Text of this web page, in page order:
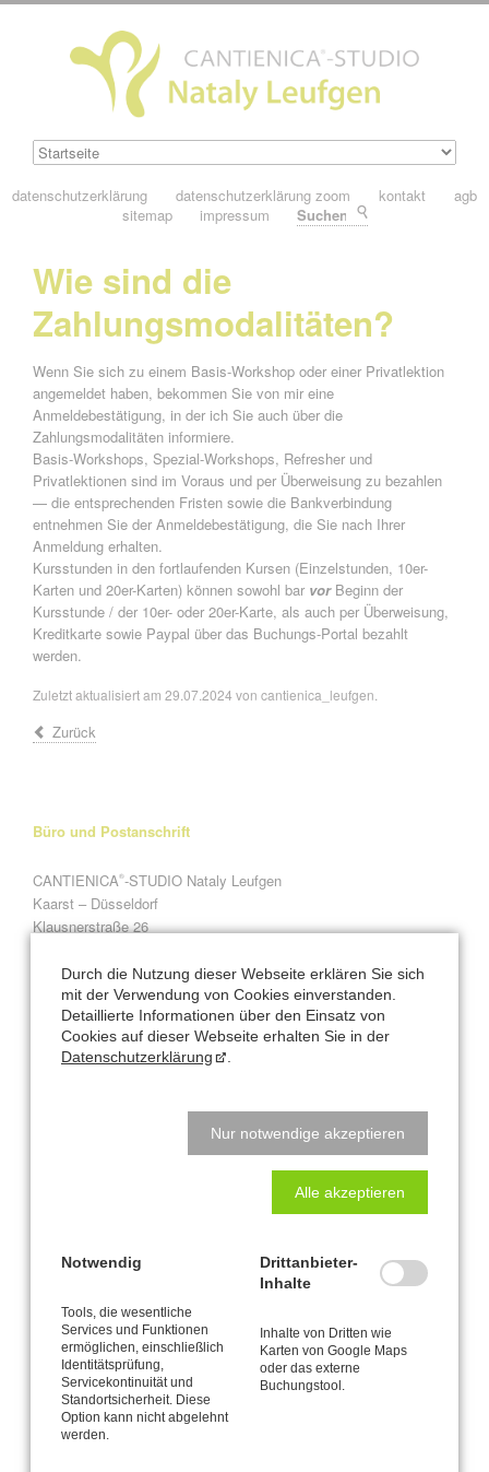
datenschutzerklärung datenschutzerklärung zoom kontakt
agb
sitemap
impressum
Wie sind die
Zahlungsmodalitäten?
Wenn Sie sich zu einem Basis-Workshop oder einer Privatlektion
angemeldet haben, bekommen Sie von mir eine
Anmeldebestätigung, in der ich Sie auch über die
Zahlungsmodalitäten informiere.
Basis-Workshops, Spezial-Workshops, Refresher und
Privatlektionen sind im Voraus und per Überweisung zu bezahlen
— die entsprechenden Fristen sowie die Bankverbindung
entnehmen Sie der Anmeldebestätigung, die Sie nach Ihrer
Anmeldung erhalten.
Kursstunden in den fortlaufenden Kursen (Einzelstunden, 10er-
Karten und 20er-Karten) können sowohl bar vorBeginn der
Kursstunde / der 10er- oder 20er-Karte, als auch per Überweisung,
Kreditkarte sowie Paypal über das Buchungs-Portal bezahlt
werden.
Zuletzt aktualisiert am 29.07.2024 von cantienica_leufgen.
Zurück
Büro und Postanschrift
CANTIENICA®-STUDIO Nataly Leufgen
Kaarst – Düsseldorf
Klausnerstraße 26
Studio-Adresse in Kaarst:
Alte Heerstraße 61
41564 Kaarst
Veränderung braucht Klarheit - lass uns sprechen!
Rolf trägt Flieder
Seite 1 von 4
1 2 3 4
Durch die Nutzung dieser Webseite erklären Sie sich
mit der Verwendung von Cookies einverstanden.
Detaillierte Informationen über den Einsatz von
Cookies auf dieser Webseite erhalten Sie in der
Datenschutzerklärung
Nur notwendige akzeptieren
Alle akzeptieren
Notwendig
Tools, die wesentliche
Services und Funktionen
ermöglichen, einschließlich
Identitätsprüfung,
Servicekontinuität und
Standortsicherheit. Diese
Option kann nicht abgelehnt
werden.
Drittanbieter-
Inhalte
Inhalte von Dritten wie
Karten von Google Maps
oder das externe
Buchungstool.